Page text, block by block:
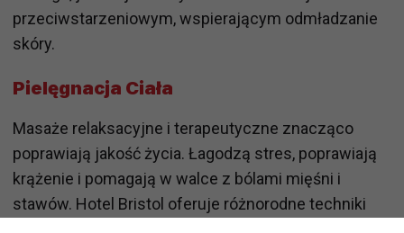
przeciwstarzeniowym, wspierającym odmładzanie
skóry.
Pielęgnacja Ciała
Masaże relaksacyjne i terapeutyczne znacząco
poprawiają jakość życia. Łagodzą stres, poprawiają
krążenie i pomagają w walce z bólami mięśni i
stawów. Hotel Bristol oferuje różnorodne techniki